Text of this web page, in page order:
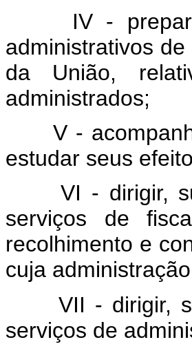
IV -
administrativos
da União,
administrados;
V -
estudar seus
VI - dirigir,
serviços de
recolhimento e
cuja
VII - dirigir,
serviços de